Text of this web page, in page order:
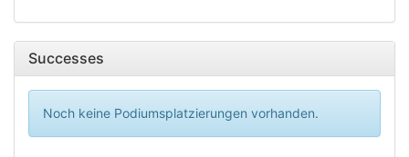
Successes
Noch keine Podiumsplatzierungen vorhanden.